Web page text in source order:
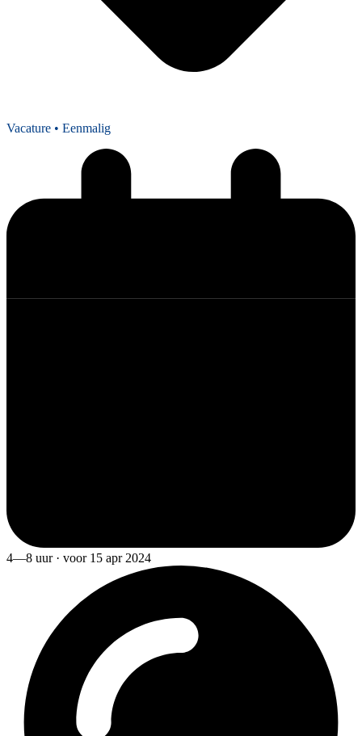
Vacature • Eenmalig
4—8 uur · voor 15 apr 2024